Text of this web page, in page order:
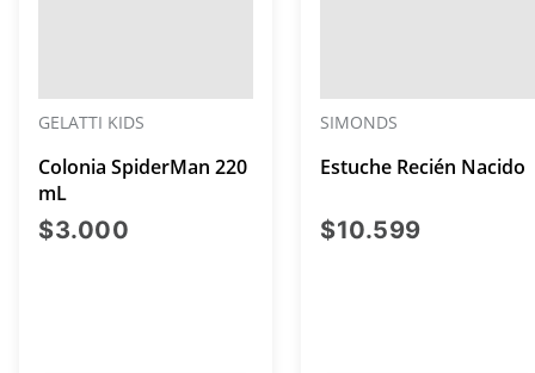
GELATTI KIDS
Colonia SpiderMan 220
mL
$3.000 precio actual $3.000
SIMONDS
Estuche Recién Nacido
$10.599precio